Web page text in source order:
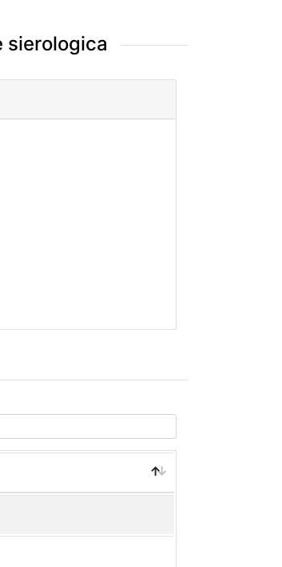
sierologica